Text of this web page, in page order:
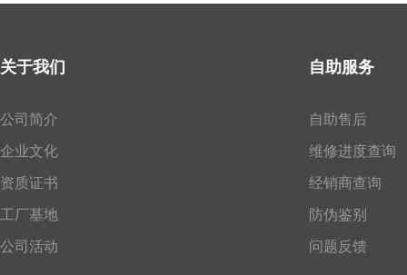
关于我们
公司简介
企业文化
资质证书
工厂基地
公司活动
自助服务
自助售后
维修进度查询
经销商查询
防伪鉴别
问题反馈